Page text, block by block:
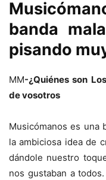
banda
pisando
MM-¿Quiénes son
de vosotros
Musicómanos es una
la ambiciosa idea de
dándole nuestro
nos gustaban a